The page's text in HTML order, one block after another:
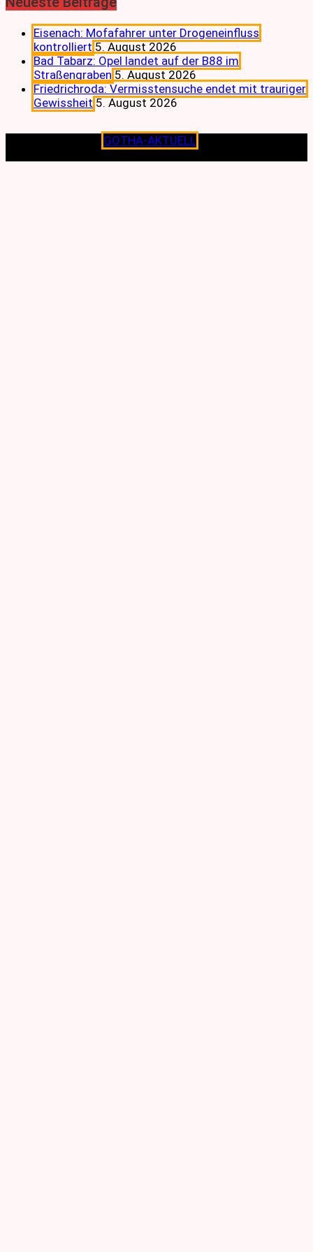
Eisenach: Mofafahrer unter Drogeneinfluss
kontrolliert 5. August 2026
Bad Tabarz: Opel landet auf der B88 im
Straßengraben 5. August 2026
Friedrichroda: Vermisstensuche endet mit trauriger
Gewissheit 5. August 2026
GOTHA-AKTUELL
Lokalen verpflichtet.